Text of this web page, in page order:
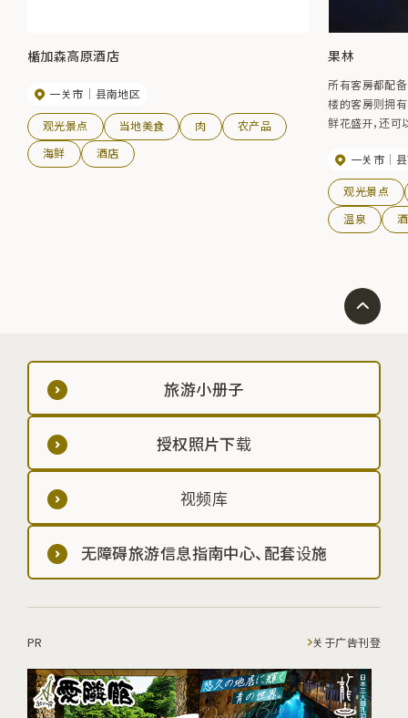
楯加森高原酒店
一关市 县南地区
观光景点 当地美食 肉
农产品
海鲜
酒店
果林
所有客房都配
楼的客房则拥
鲜花盛开，还可
一关市
观光景点
温泉
旅游小册子
授权照片下载
视频库
无障碍旅游信息指南中心、配套设施
PR 关于广告刊登